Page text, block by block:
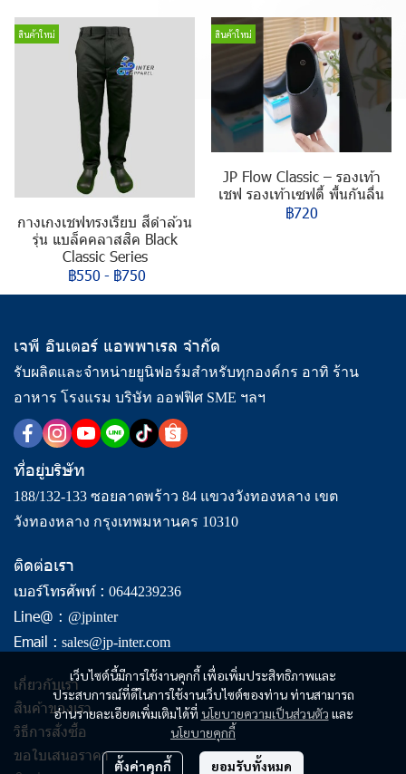
สินค้าใหม่
กางเกงเชฟทรงเรียบ สีดำล้วน
รุ่น แบล็คคลาสสิค Black
Classic Series
฿550 - ฿750
สินค้าใหม่
JP Flow Classic – รองเท้า
เชฟ รองเท้าเซฟตี้ พื้นกันลื่น
฿720
เว็บไซต์นี้มีการใช้งานคุกกี้ เพื่อเพิ่มประสิทธิภาพและ
ประสบการณ์ที่ดีในการใช้งานเว็บไซต์ของท่าน ท่านสามารถ
อ่านรายละเอียดเพิ่มเติมได้ที่ นโยบายความเป็นส่วนตัว และ
นโยบายคุกกี้
ตั้งค่าคุกกี้ ยอมรับทั้งหมด
เจพี อินเตอร์ แอพพาเรล จำกัด
รับผลิตและจำหน่ายยูนิฟอร์มสำหรับทุกองค์กร อาทิ ร้าน
อาหาร โรงแรม บริษัท ออฟฟิศ SME ฯลฯ
ที่อยู่บริษัท
188/132-133 ซอยลาดพร้าว 84 แขวงวังทองหลาง เขต
วังทองหลาง กรุงเทพมหานคร 10310
ติดต่อเรา
เบอร์โทรศัพท์ : 0644239236
Line@ : @jpinter
Email : sales@jp-inter.com
เกี่ยวกับเรา
สินค้าของเรา
วิธีการสั่งซื้อ
ขอใบเสนอราคา